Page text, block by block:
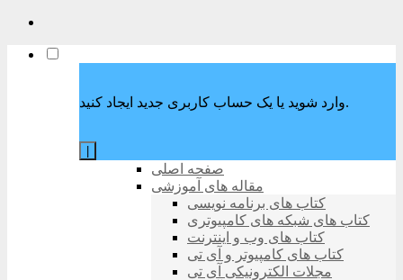
وارد شوید یا یک حساب کاربری جدید ایجاد کنید.
صفحه اصلی
مقاله های آموزشی
کتاب های برنامه نویسی
کتاب های شبکه های کامپیوتری
کتاب های وب و اینترنت
کتاب های کامپیوتر و آی تی
مجلات الکترونیکی آی تی